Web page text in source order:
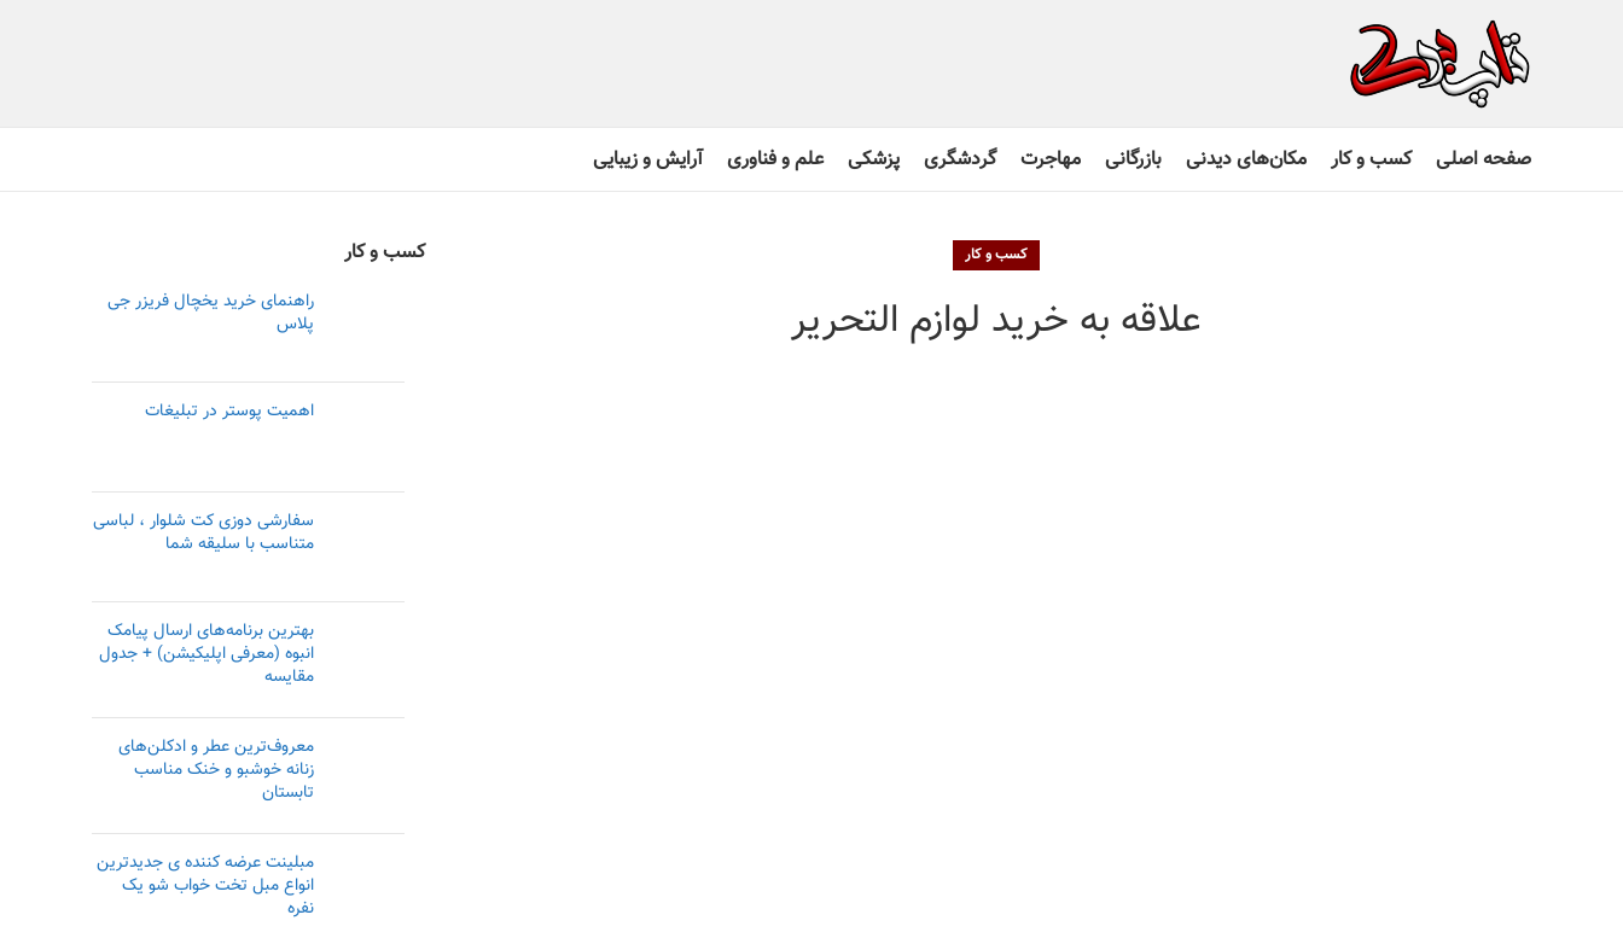
صفحه اصلی کسب و کار مکان‌های دیدنی بازرگانی مهاجرت گردشگری پزشکی علم و فناوری آرایش و زیبایی
کسب و کار
علاقه به خرید لوازم التحریر
کسب و کار
راهنمای خرید یخچال فریزر جی
پلاس
اهمیت پوستر در تبلیغات
سفارشی دوزی کت شلوار ، لباسی
متناسب با سلیقه شما
بهترین برنامه‌های ارسال پیامک
انبوه (معرفی اپلیکیشن) + جدول
مقایسه
معروف‌ترین عطر و ادکلن‌های
زنانه خوشبو و خنک مناسب
تابستان
مبلینت عرضه کننده ی جدیدترین
انواع مبل تخت خواب شو یک
نفره